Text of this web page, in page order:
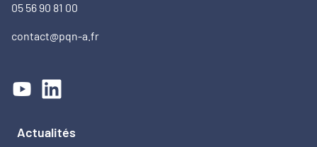
05 56 90 81 00
contact@pqn-a.fr
Actualités